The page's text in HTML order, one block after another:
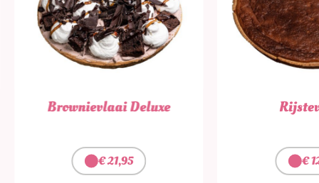
Brownievlaai Deluxe
€21,95 €